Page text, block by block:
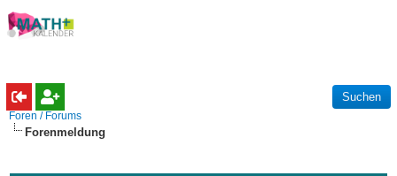
Foren / Forums
Forenmeldung